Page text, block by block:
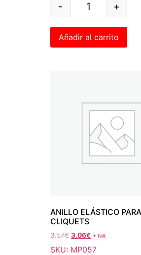
- +
Añadir al carrito
ANILLO ELÁSTICO PARA
CLIQUETS
3.57€ 3.06€ + IVA
SKU: MP057